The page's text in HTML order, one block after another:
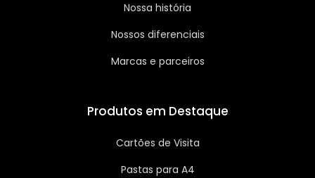
Nossa história
Nossos diferenciais
Marcas e parceiros
Produtos em Destaque
Cartões de Visita
Pastas para A4